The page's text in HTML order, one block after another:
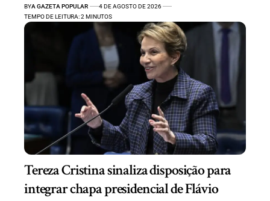
BYA GAZETA POPULAR
4 DE AGOSTO DE 2026
TEMPO DE LEITURA: 2 MINUTOS
Tereza Cristina sinaliza disposição para
integrar chapa presidencial de Flávio